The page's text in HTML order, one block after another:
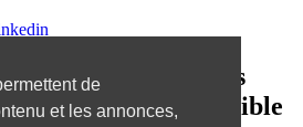
de
et les annonces,
d'emploi que vous
n'est plus disponible